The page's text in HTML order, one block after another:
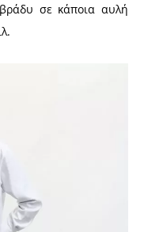
σε κάποια αυλή